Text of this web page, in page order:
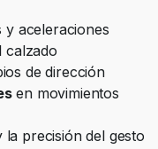
y aceleraciones
calzado
de dirección
en movimientos
la precisión del gesto